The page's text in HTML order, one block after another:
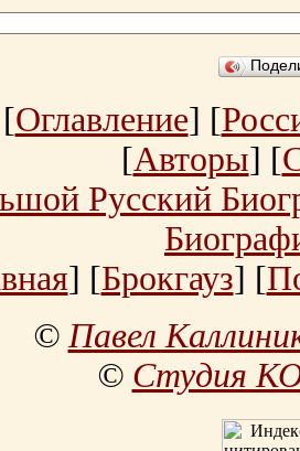
Оглавление] [
[Авторы] [
Русский
] [Брокгауз] [
©Павел
© Студия